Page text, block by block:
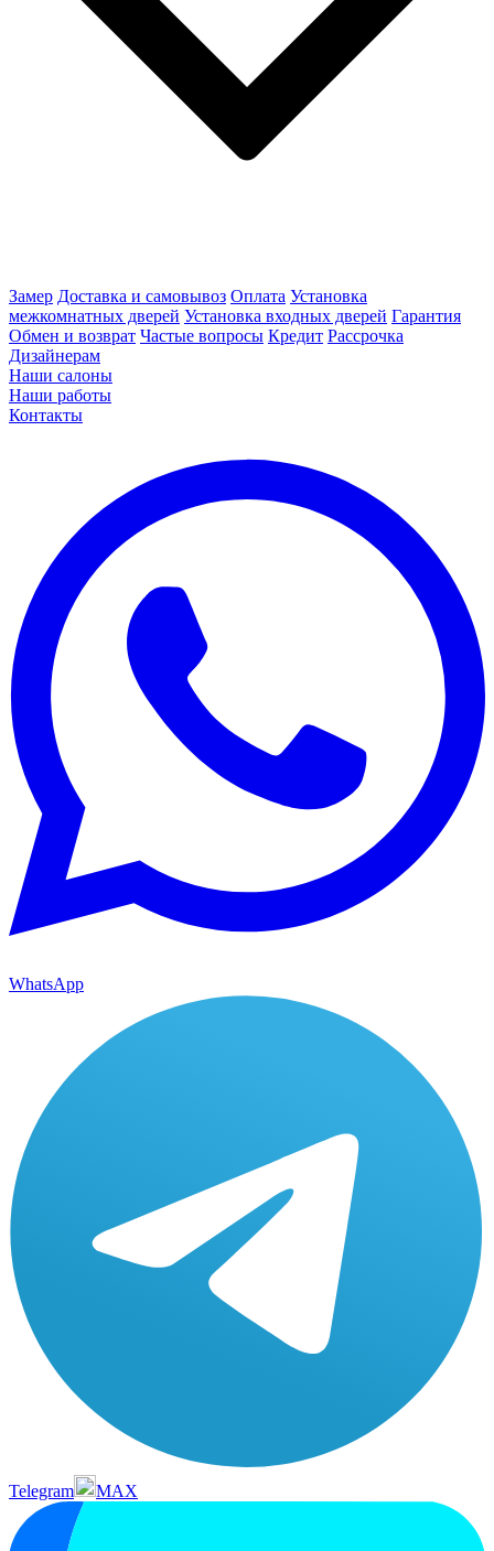
Замер Доставка и самовывоз Оплата Установка
межкомнатных дверей Установка входных дверей Гарантия
Обмен и возврат Частые вопросы Кредит Рассрочка
Дизайнерам
Наши салоны
Наши работы
Контакты
WhatsApp
Telegram MAX